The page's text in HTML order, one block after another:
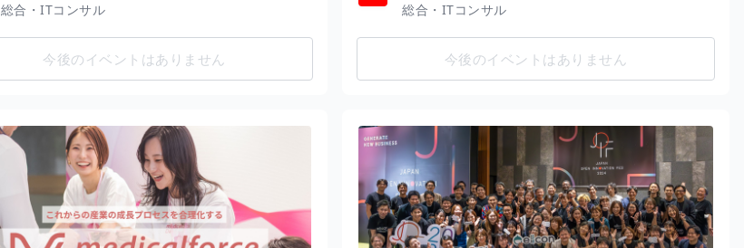
総合・ITコンサル
今後のイベントはありません
総合・ITコンサル
今後のイベントはありません